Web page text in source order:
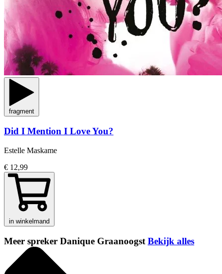
fragment
Did I Mention I Love You?
Estelle Maskame
€ 12,99
in winkelmand
Meer spreker Danique Graanoogst Bekijk alles